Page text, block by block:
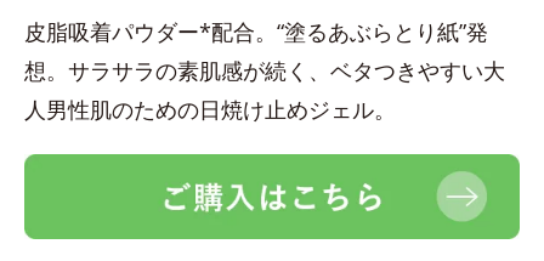
皮脂吸着パウダー*配合。“塗るあぶらとり紙”発
想。サラサラの素肌感が続く、ベタつきやすい大
人男性肌のための日焼け止めジェル。